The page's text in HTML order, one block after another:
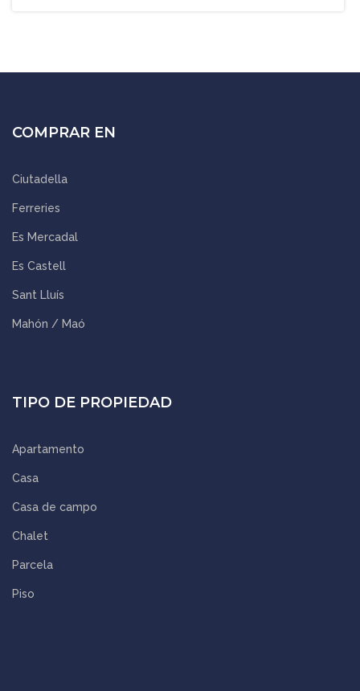
COMPRAR EN
Ciutadella
Ferreries
Es Mercadal
Es Castell
Sant Lluís
Mahón / Maó
TIPO DE PROPIEDAD
Apartamento
Casa
Casa de campo
Chalet
Parcela
Piso